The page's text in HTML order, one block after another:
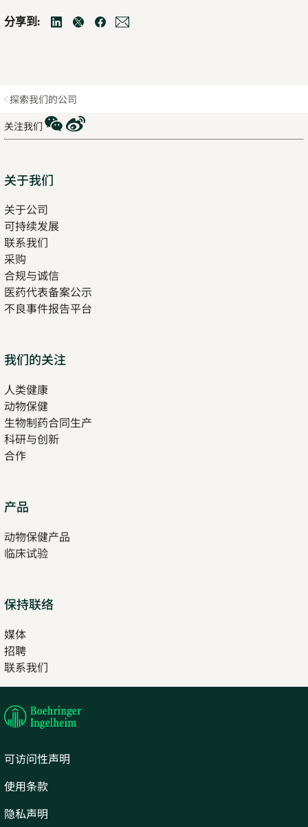
分享到: linkedin
Openstwitter
Opensfacebook
Opens
mail
Opens
探索我们的公司
关注我们
WeChat
Weibo
Sitemap
关于我们
关于公司
可持续发展
联系我们
采购
合规与诚信
医药代表备案公示
不良事件报告平台
我们的关注
人类健康
new
tab
动物保健
生物制药合同生产
科研与创新
合作
产品
new
tab
动物保健产品
临床试验
保持联络
媒体
招聘
in
new
联系我们
in
tab
可访问性声明
使用条款
隐私声明